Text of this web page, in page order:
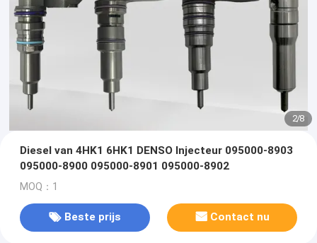
2/8
Diesel van 4HK1 6HK1 DENSO Injecteur 095000-8903
095000-8900 095000-8901 095000-8902
MOQ：1
Beste prijs Contact nu